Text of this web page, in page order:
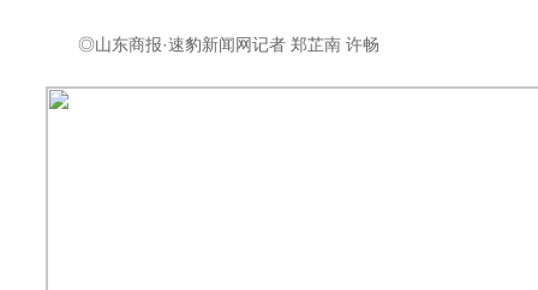
◎山东商报·速豹新闻网记者 郑芷南 许畅